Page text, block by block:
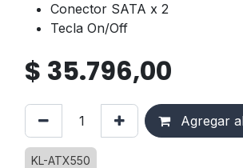
Conector SATA x 2
Tecla On/Off
$ 35.796,00
Agregar
KL-ATX550